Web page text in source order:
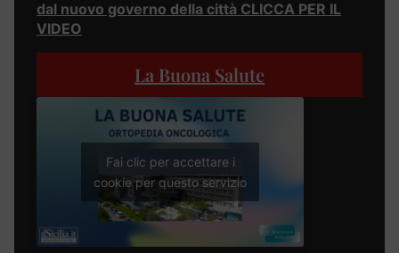
dal nuovo governo della città CLICCA PER IL
VIDEO
La Buona Salute
Fai clic per accettare i
cookie per questo servizio